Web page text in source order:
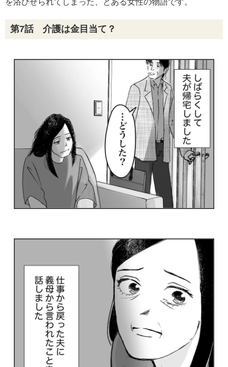
を浴びせられてしまった、とある女性の物語です。
第7話 介護は金目当て？